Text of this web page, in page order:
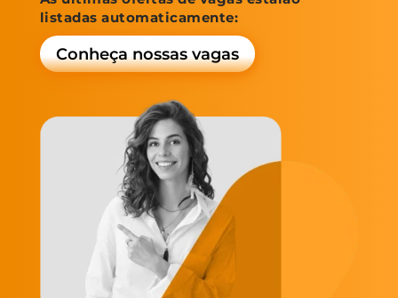
listadas automaticamente:
Conheça nossas vagas